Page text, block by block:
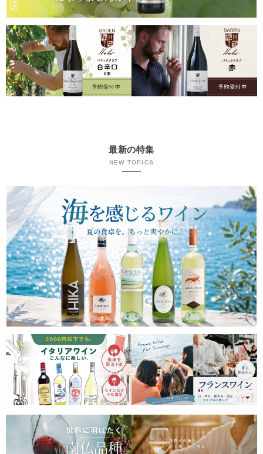
最新の特集
NEW TOPICS